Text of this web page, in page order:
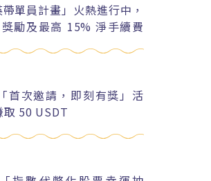
單員計畫」火熱進行中，
勵及最高 15% 淨手續費
首次邀請，即刻有獎」活
取 50 USDT